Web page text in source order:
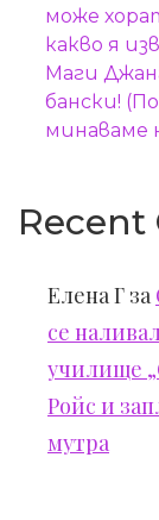
може
какво я
Маги
бански!
минаваме
Елена Г за
се
училище
Ройс и
мутра